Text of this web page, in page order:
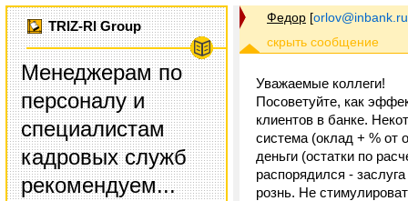
TRIZ-RI Group
Менеджерам по
персоналу и
специалистам
кадровых служб
рекомендуем...
Федор [orlov@inbank.ru
Уважаемые коллеги!
Посоветуйте, как
клиентов в банке.
система (оклад + % от
деньги (остатки по
распорядился -
рознь. Не